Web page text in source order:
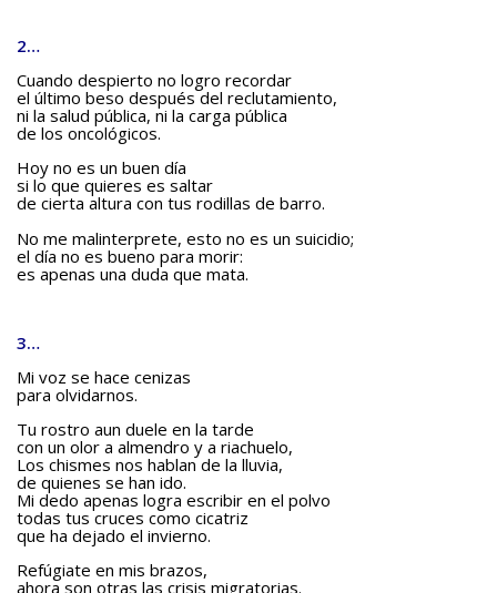
BAQUIANA – Año XXVII / Nº 137 – 138 / Enero – Junio 2026
(Opinión I)
Teatro
BAQUIANA – Año XXVII / Nº 137 – 138 / Enero – Junio 2026
(TEATRO)
Enlaces
BAQUIANA – ENLACES I
Números Anteriores
BAQUIANA – Números Anteriores (2021 – 2025)
BAQUIANA – Números Anteriores (2016 – 2020)
BAQUIANA – Números Anteriores (2010 – 2015)
BAQUIANA – Números Anteriores (2005 – 2010)
BAQUIANA – Números Anteriores (1999 – 2004)
2…
Cuando despierto no logro recordar
el último beso después del reclutamiento,
ni la salud pública, ni la carga pública
de los oncológicos.
Hoy no es un buen día
si lo que quieres es saltar
de cierta altura con tus rodillas de barro.
No me malinterprete, esto no es un suicidio;
el día no es bueno para morir:
es apenas una duda que mata.
3…
Mi voz se hace cenizas
para olvidarnos.
Tu rostro aun duele en la tarde
con un olor a almendro y a riachuelo,
Los chismes nos hablan de la lluvia,
de quienes se han ido.
Mi dedo apenas logra escribir en el polvo
todas tus cruces como cicatriz
que ha dejado el invierno.
Refúgiate en mis brazos,
ahora son otras las crisis migratorias.